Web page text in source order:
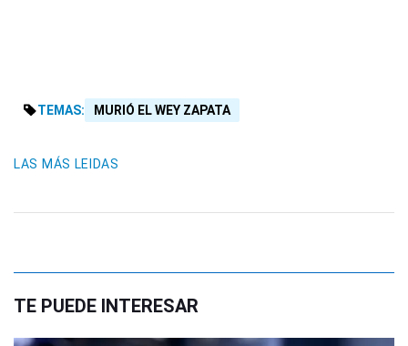
TEMAS: MURIÓ EL WEY ZAPATA
LAS MÁS LEIDAS
TE PUEDE INTERESAR